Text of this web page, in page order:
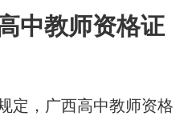
中教师资格证
定，广西高中教师资格